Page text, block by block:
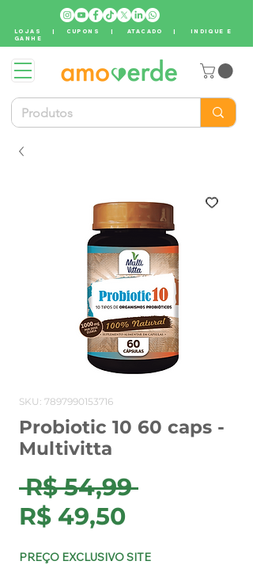
LOJAS | CUPONS |ATACADO | INDIQUE E
GANHE
SKU: 7897990153716
Probiotic 10 60 caps -
Multivitta
R$ 54,99 Preço
R$ 49,50Preço
PREÇO EXCLUSIVO SITE